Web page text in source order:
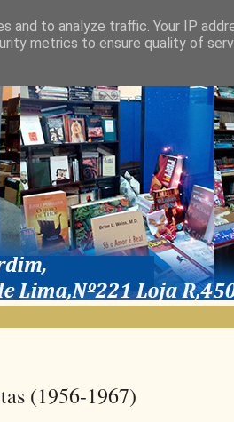
(1956-1967)
to analyze traffic. Your IP
metrics to ensure quality of